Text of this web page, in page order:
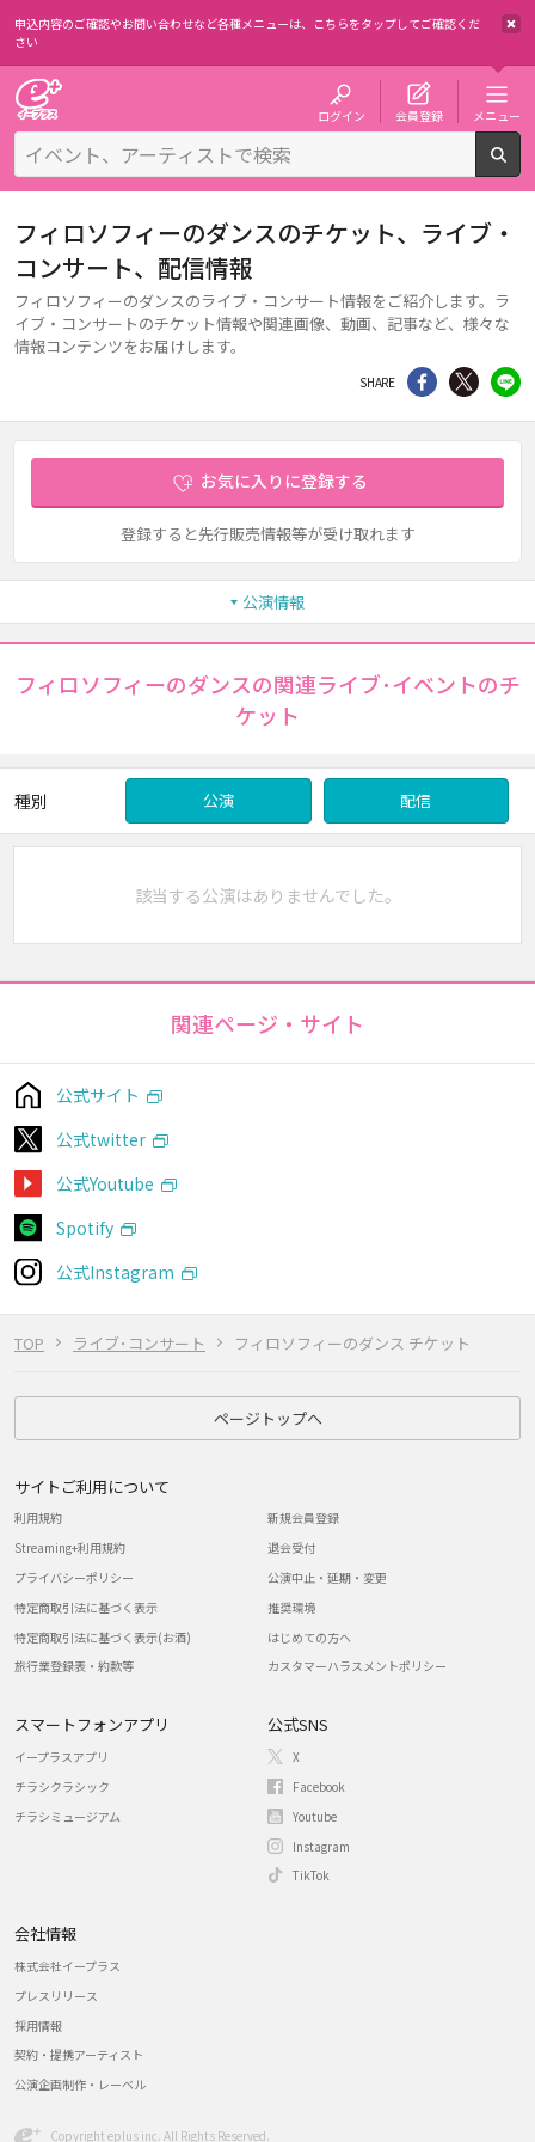
申込内容のご確認やお問い合わせなど各種メニューは、 こちらをタップしてご確認くだ
さい
ログイン 会員登録 メニュー
TOP ライブ･コンサート フィロソフィーのダンス チケット
フィロソフィーのダンスのチケット、ライブ・
コンサート、配信情報
フィロソフィーのダンスのライブ・コンサート情報をご紹介します。ラ
イブ・コンサートのチケット情報や関連画像、動画、記事など、様々な
情報コンテンツをお届けします。
SHARE シェア Twitter
お気に入りに登録する
登録すると先行販売情報等が受け取れます
公演情報
フィロソフィーのダンスの関連ライブ･イベントのチ
ケット
種別 公演 配信
該当する公演はありませんでした。
関連ページ・サイト
公式サイト
公式twitter
公式Youtube
Spotify
公式Instagram
ページトップへ
サイトご利用について
利用規約
Streaming+利用規約
プライバシーポリシー
特定商取引法に基づく表示
特定商取引法に基づく表示(お酒)
旅行業登録表・約款等
新規会員登録
退会受付
公演中止・延期・変更
推奨環境
はじめての方へ
カスタマーハラスメントポリシー
スマートフォンアプリ
イープラスアプリ
チラシクラシック
チラシミュージアム
公式SNS
X
Facebook
Youtube
Instagram
TikTok
会社情報
株式会社イープラス
プレスリリース
採用情報
契約・提携アーティスト
公演企画制作・レーベル
Copyright eplus inc. All Rights Reserved.